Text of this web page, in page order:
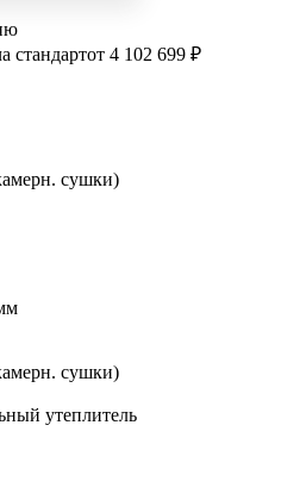
стандартот 4 102 699 ₽
сушки)
сушки)
утеплитель